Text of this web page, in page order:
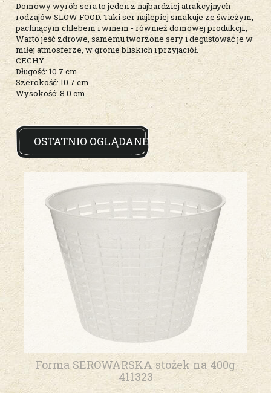
Domowy wyrób sera to jeden z najbardziej atrakcyjnych
rodzajów SLOW FOOD. Taki ser najlepiej smakuje ze świeżym,
pachnącym chlebem i winem - również domowej produkcji.,
Warto jeść zdrowe, samemu tworzone sery i degustować je w
miłej atmosferze, w gronie bliskich i przyjaciół.
CECHY
Długość: 10.7 cm
Szerokość: 10.7 cm
Wysokość: 8.0 cm
OSTATNIO OGLĄDANE
Forma SEROWARSKA stożek na 400g
411323